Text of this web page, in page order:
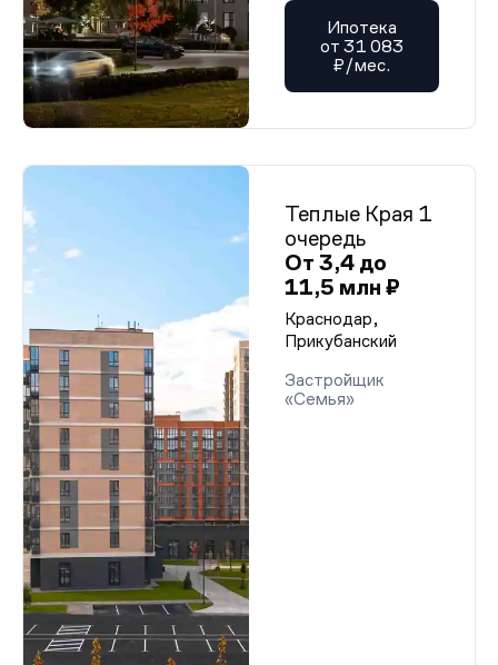
Ипотека
от 31 083
₽/мес.
Теплые Края 1
очередь
От 3,4 до
11,5 млн ₽
Краснодар,
Прикубанский
Застройщик
«Семья»